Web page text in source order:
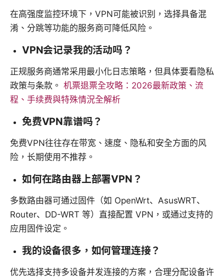
在高强度监控环境下，VPN可能被识别，选择具备混
淆、分跳等功能的服务商可降低风险。
VPN会记录我的活动吗？
正规服务商通常采用最小化日志策略，但具体要看隐私
政策与条款。 机票退票全攻略：2026最新政策、流
程、手续费與特殊情況全解析
免费VPN靠谱吗？
免费VPN往往存在带宽、速度、隐私和安全方面的风
险，长期使用不推荐。
如何在路由器上部署VPN？
多数路由器可通过固件（如 OpenWrt、AsusWRT、
Router、DD-WRT 等）直接配置 VPN，或通过支持的
应用固件设定。
我的设备很多，如何管理连接？
优先选择支持多设备并发连接的方案，合理分配设备许